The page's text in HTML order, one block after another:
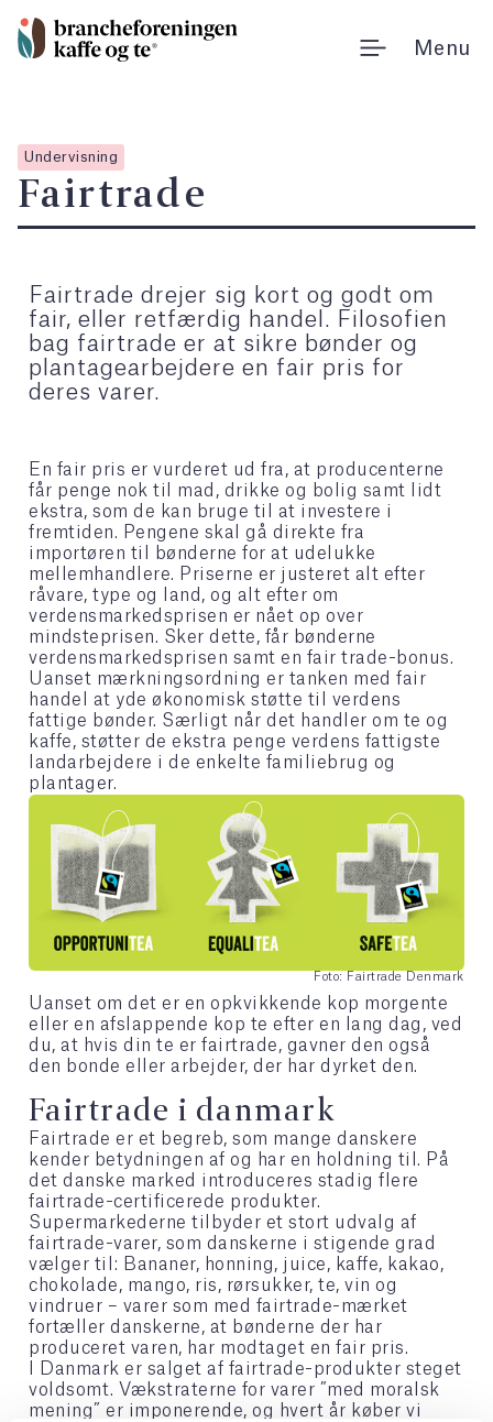
til
indholdet
Menu
Undervisning
Fairtrade
Fairtrade drejer sig kort og godt om
fair, eller retfærdig handel. Filosofien
bag fairtrade er at sikre bønder og
plantagearbejdere en fair pris for
deres varer.
En fair pris er vurderet ud fra, at producenterne
får penge nok til mad, drikke og bolig samt lidt
ekstra, som de kan bruge til at investere i
fremtiden. Pengene skal gå direkte fra
importøren til bønderne for at udelukke
mellemhandlere. Priserne er justeret alt efter
råvare, type og land, og alt efter om
verdensmarkedsprisen er nået op over
mindsteprisen. Sker dette, får bønderne
verdensmarkedsprisen samt en fair trade-bonus.
Uanset mærkningsordning er tanken med fair
handel at yde økonomisk støtte til verdens
fattige bønder. Særligt når det handler om te og
kaffe, støtter de ekstra penge verdens fattigste
landarbejdere i de enkelte familiebrug og
plantager.
Foto: Fairtrade Denmark
Uanset om det er en opkvikkende kop morgente
eller en afslappende kop te efter en lang dag, ved
du, at hvis din te er fairtrade, gavner den også
den bonde eller arbejder, der har dyrket den.
Fairtrade i danmark
Fairtrade er et begreb, som mange danskere
kender betydningen af og har en holdning til. På
det danske marked introduceres stadig flere
fairtrade-certificerede produkter.
Supermarkederne tilbyder et stort udvalg af
fairtrade-varer, som danskerne i stigende grad
vælger til: Bananer, honning, juice, kaffe, kakao,
chokolade, mango, ris, rørsukker, te, vin og
vindruer – varer som med fairtrade-mærket
fortæller danskerne, at bønderne der har
produceret varen, har modtaget en fair pris.
I Danmark er salget af fairtrade-produkter steget
voldsomt. Vækstraterne for varer ”med moralsk
mening” er imponerende, og hvert år køber vi